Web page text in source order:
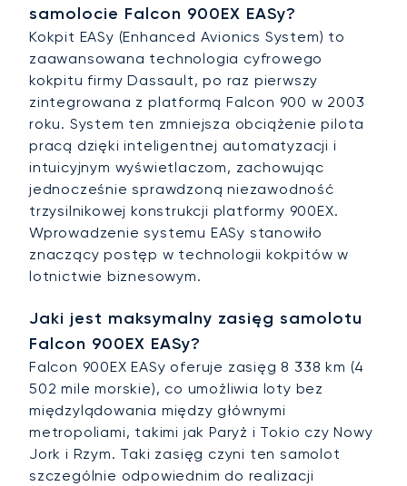
samolocie Falcon 900EX EASy?
Kokpit EASy (Enhanced Avionics System) to
zaawansowana technologia cyfrowego
kokpitu firmy Dassault, po raz pierwszy
zintegrowana z platformą Falcon 900 w 2003
roku. System ten zmniejsza obciążenie pilota
pracą dzięki inteligentnej automatyzacji i
intuicyjnym wyświetlaczom, zachowując
jednocześnie sprawdzoną niezawodność
trzysilnikowej konstrukcji platformy 900EX.
Wprowadzenie systemu EASy stanowiło
znaczący postęp w technologii kokpitów w
lotnictwie biznesowym.
Jaki jest maksymalny zasięg samolotu
Falcon 900EX EASy?
Falcon 900EX EASy oferuje zasięg 8 338 km (4
502 mile morskie), co umożliwia loty bez
międzylądowania między głównymi
metropoliami, takimi jak Paryż i Tokio czy Nowy
Jork i Rzym. Taki zasięg czyni ten samolot
szczególnie odpowiednim do realizacji